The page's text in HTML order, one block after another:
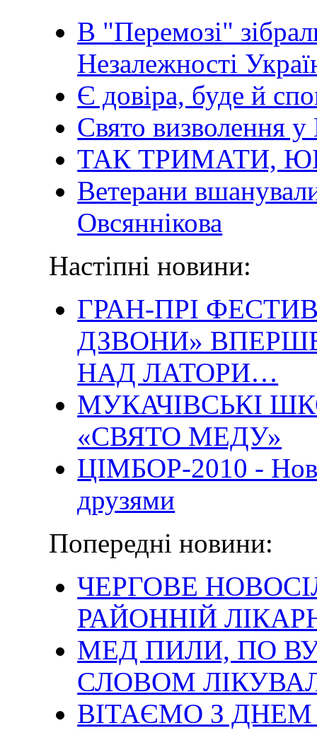
В "Перемозі"
Незалежності
Є довіра, буде й
Свято визволення у
ТАК ТРИМАТИ,
Ветерани
Овсяннікова
Настіпні новини:
ГРАН-ПРІ
ДЗВОНИ»
НАД ЛАТОРИ…
МУКАЧІВСЬКІ
«СВЯТО МЕДУ»
ЦІМБОР-2010 -
друзями
Попередні новини:
ЧЕРГОВЕ
РАЙОННІЙ
МЕД ПИЛИ, ПО
СЛОВОМ
ВІТАЄМО З